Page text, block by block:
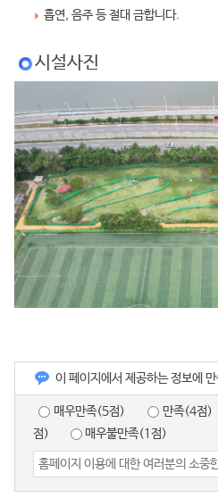
흡연, 음주 등 절대 금합니다.
시설사진
이 페이지에서 제공하는 정보에
매우만족(5점) 만족(4점)
점)
매우불만족(1점)